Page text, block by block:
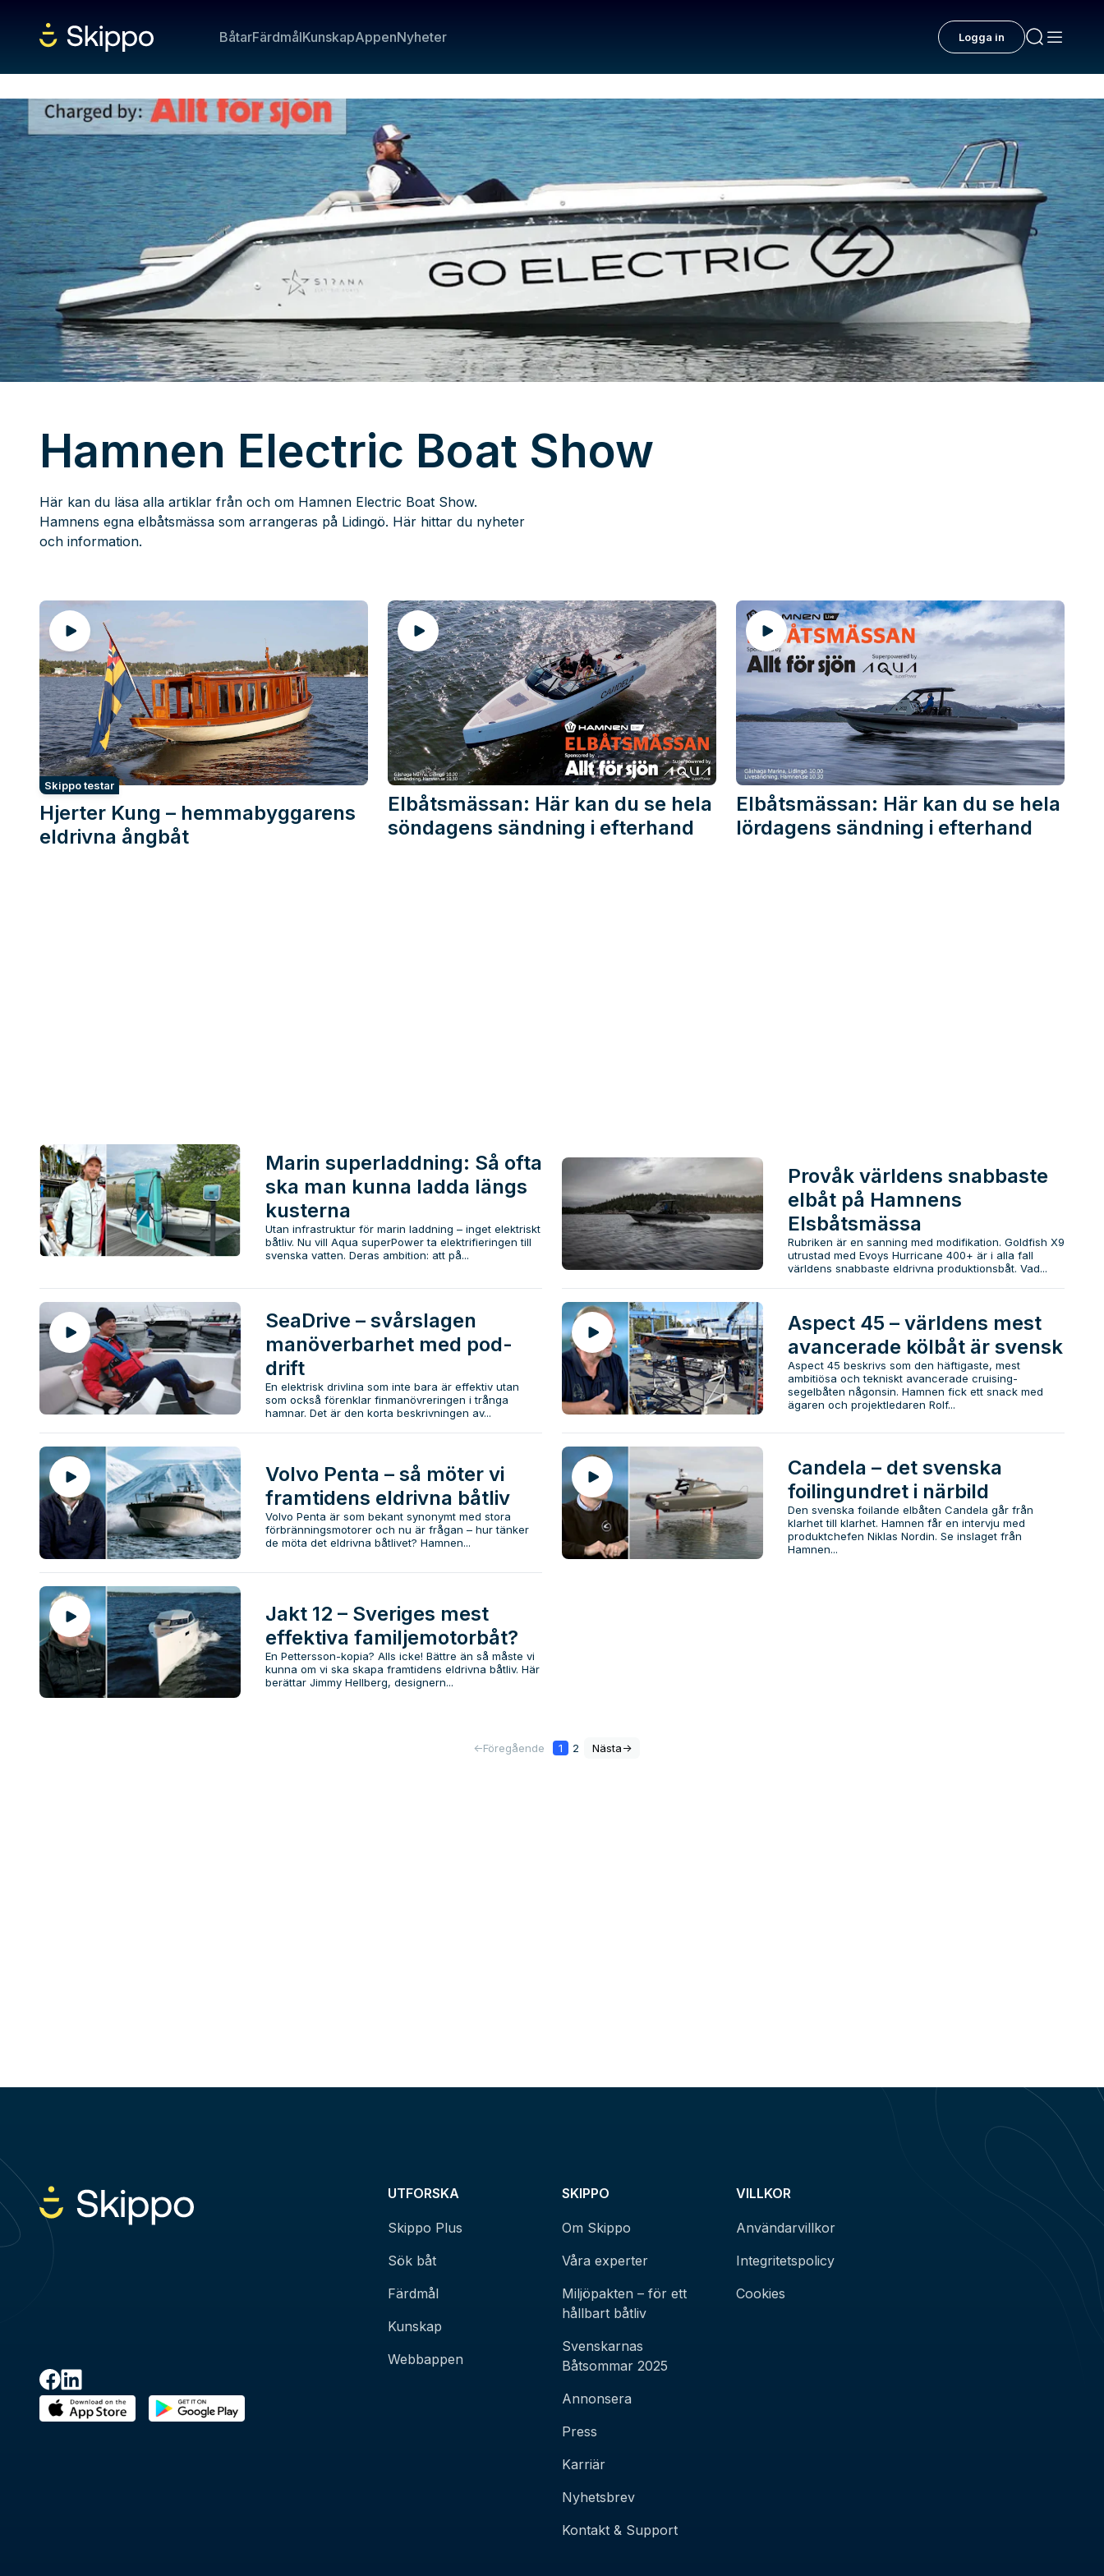
BåtarFärdmålKunskapAppenNyheter Logga in
Hamnen Electric Boat Show
Här kan du läsa alla artiklar från och om Hamnen Electric Boat Show.
Hamnens egna elbåtsmässa som arrangeras på Lidingö. Här hittar du nyheter
och information.
Skippo testar
Hjerter Kung – hemmabyggarens
eldrivna ångbåt
Elbåtsmässan: Här kan du se hela
söndagens sändning i efterhand
Elbåtsmässan: Här kan du se hela
lördagens sändning i efterhand
Marin superladdning: Så ofta
ska man kunna ladda längs
kusterna
Utan infrastruktur för marin laddning – inget elektriskt
båtliv. Nu vill Aqua superPower ta elektrifieringen till
svenska vatten. Deras ambition: att på...
Provåk världens snabbaste
elbåt på Hamnens
Elsbåtsmässa
Rubriken är en sanning med modifikation. Goldfish X9
utrustad med Evoys Hurricane 400+ är i alla fall
världens snabbaste eldrivna produktionsbåt. Vad...
SeaDrive – svårslagen
manöverbarhet med pod-
drift
En elektrisk drivlina som inte bara är effektiv utan
som också förenklar finmanövreringen i trånga
hamnar. Det är den korta beskrivningen av...
Aspect 45 – världens mest
avancerade kölbåt är svensk
Aspect 45 beskrivs som den häftigaste, mest
ambitiösa och tekniskt avancerade cruising-
segelbåten någonsin. Hamnen fick ett snack med
ägaren och projektledaren Rolf...
Volvo Penta – så möter vi
framtidens eldrivna båtliv
Volvo Penta är som bekant synonymt med stora
förbränningsmotorer och nu är frågan – hur tänker
de möta det eldrivna båtlivet? Hamnen...
Candela – det svenska
foilingundret i närbild
Den svenska foilande elbåten Candela går från
klarhet till klarhet. Hamnen får en intervju med
produktchefen Niklas Nordin. Se inslaget från
Hamnen...
Jakt 12 – Sveriges mest
effektiva familjemotorbåt?
En Pettersson-kopia? Alls icke! Bättre än så måste vi
kunna om vi ska skapa framtidens eldrivna båtliv. Här
berättar Jimmy Hellberg, designern...
<-Föregående 1 2 Nästa->
UTFORSKA
Skippo Plus
Sök båt
Färdmål
Kunskap
Webbappen
SKIPPO
Om Skippo
Våra experter
Miljöpakten – för ett
hållbart båtliv
Svenskarnas
Båtsommar 2025
Annonsera
Press
Karriär
Nyhetsbrev
Kontakt & Support
VILLKOR
Användarvillkor
Integritetspolicy
Cookies